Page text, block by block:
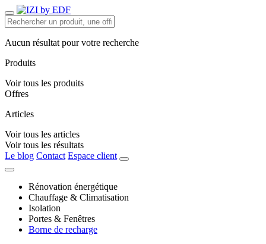
Aucun résultat pour votre recherche
Produits
Voir tous les produits
Offres
Articles
Voir tous les articles
Voir tous les résultats
Le blog Contact Espace client
Rénovation énergétique
Chauffage & Climatisation
Isolation
Portes & Fenêtres
Borne de recharge